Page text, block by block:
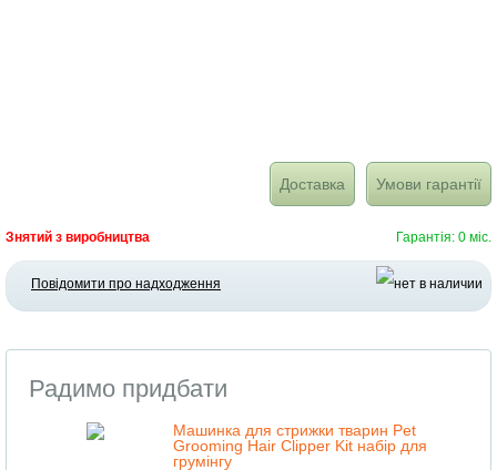
Доставка Умови гарантії
Знятий з виробництва Гарантія: 0 міс.
Повідомити про надходження
Радимо придбати
Машинка для стрижки тварин Pet
Grooming Hair Clipper Kit набір для
грумінгу